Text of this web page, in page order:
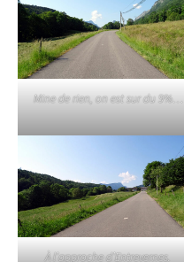
Mine de rien, on est sur du 9%…
À l’approche d’Entrevernes.